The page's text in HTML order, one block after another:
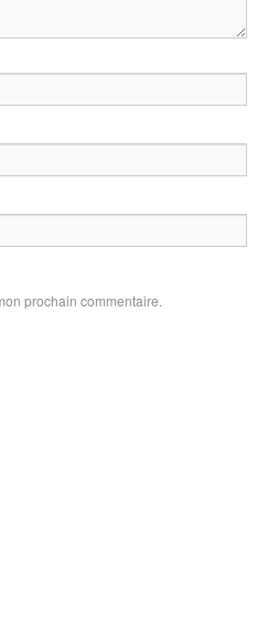
prochain commentaire.